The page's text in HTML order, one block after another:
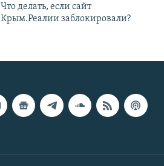
Что делать, если сайт
Крым.Реалии заблокировали?